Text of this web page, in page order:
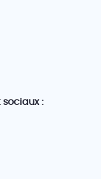
sociaux :